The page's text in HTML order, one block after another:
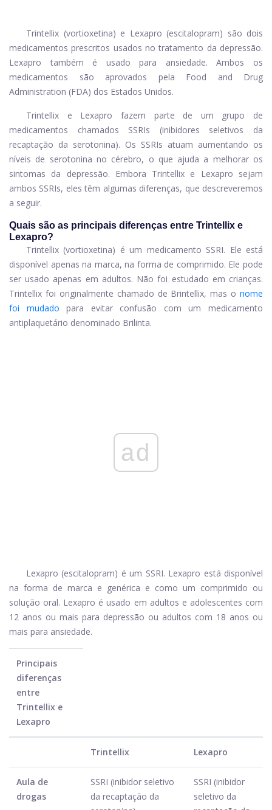
Trintellix (vortioxetina) e Lexapro (escitalopram) são dois
medicamentos prescritos usados ​​no tratamento da depressão.
Lexapro também é usado para ansiedade. Ambos os
medicamentos são aprovados pela Food and Drug
Administration (FDA) dos Estados Unidos.
Trintellix e Lexapro fazem parte de um grupo de
medicamentos chamados SSRIs (inibidores seletivos da
recaptação da serotonina). Os SSRIs atuam aumentando os
níveis de serotonina no cérebro, o que ajuda a melhorar os
sintomas da depressão. Embora Trintellix e Lexapro sejam
ambos SSRIs, eles têm algumas diferenças, que descreveremos
a seguir.
Quais são as principais diferenças entre Trintellix e
Lexapro?
Trintellix (vortioxetina) é um medicamento SSRI. Ele está
disponível apenas na marca, na forma de comprimido. Ele pode
ser usado apenas em adultos. Não foi estudado em crianças.
Trintellix foi originalmente chamado de Brintellix, mas o nome
foi mudado para evitar confusão com um medicamento
antiplaquetário denominado Brilinta.
ad
Lexapro (escitalopram) é um SSRI. Lexapro está disponível
na forma de marca e genérica e como um comprimido ou
solução oral. Lexapro é usado em adultos e adolescentes com
12 anos ou mais para depressão ou adultos com 18 anos ou
mais para ansiedade.
Principais
diferenças
entre
Trintellix e
Lexapro
Trintellix Lexapro
Aula de
drogas
SSRI (inibidor seletivo
da recaptação da
SSRI (inibidor
seletivo da